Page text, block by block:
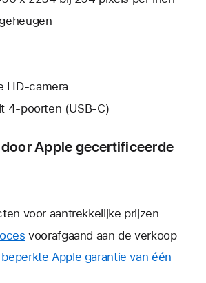
HD-camera
4-poorten (USB‑C)
Apple gecertificeerde
voor aantrekkelijke prijzen
voorafgaand aan de verkoop
beperkte Apple garantie van één